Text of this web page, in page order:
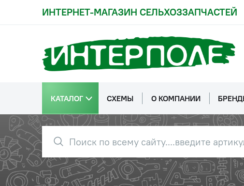
ИНТЕРНЕТ-МАГАЗИН СЕЛЬХОЗЗАПЧАСТЕЙ
КАТАЛОГ СХЕМЫ О КОМПАНИИ